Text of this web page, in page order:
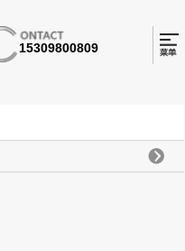
15309800809